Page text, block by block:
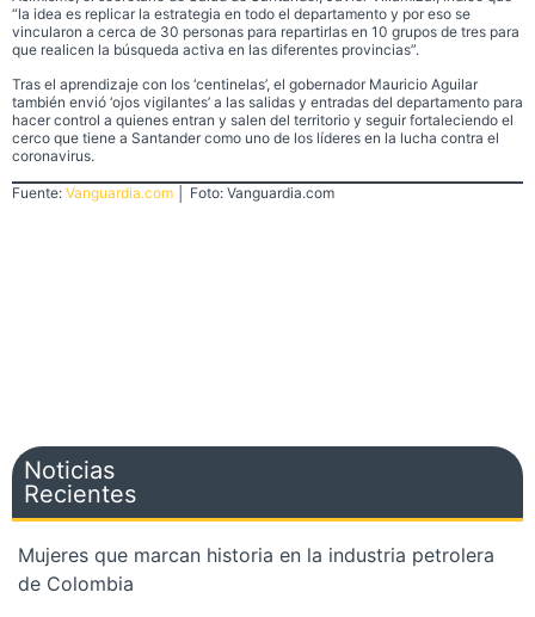
“la idea es replicar la estrategia en todo el departamento y por eso se
vincularon a cerca de 30 personas para repartirlas en 10 grupos de tres para
que realicen la búsqueda activa en las diferentes provincias”.
Tras el aprendizaje con los ‘centinelas’, el gobernador Mauricio Aguilar
también envió ‘ojos vigilantes’ a las salidas y entradas del departamento para
hacer control a quienes entran y salen del territorio y seguir fortaleciendo el
cerco que tiene a Santander como uno de los líderes en la lucha contra el
coronavirus.
Fuente: Vanguardia.com │ Foto: Vanguardia.com
Noticias
Recientes
Mujeres que marcan historia en la industria petrolera
de Colombia